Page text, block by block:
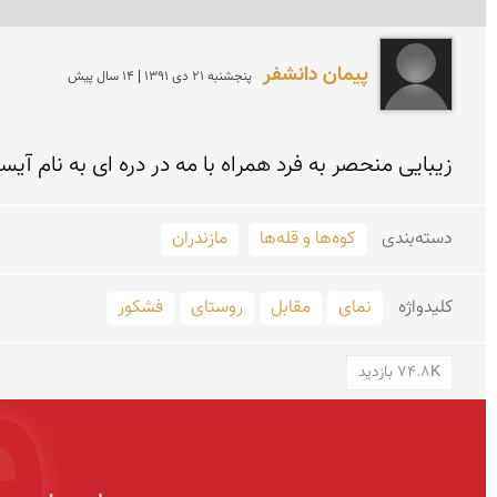
پیمان دانشفر پنجشنبه 21 دی 1391 | 14 سال پیش
زیبایی منحصر به فرد همراه با مه در دره ای به نام
دسته‌بندی کوه‌ها و قله‌ها مازندران
کلید‌واژه نمای مقابل روستای فشكور
74.8K بازدید